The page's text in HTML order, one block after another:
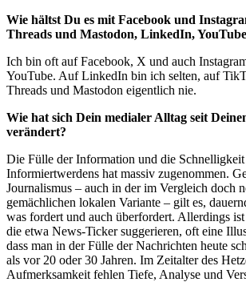
Wie hältst Du es mit Facebook und
Threads und Mastodon, LinkedIn,
Ich bin oft auf Facebook, X und auch
YouTube. Auf LinkedIn bin ich selten, auf
Threads und Mastodon eigentlich nie.
Wie hat sich Dein medialer Alltag seit
verändert?
Die Fülle der Information und die Schnelligkeit
Informiertwerdens hat massiv zugenommen.
Journalismus – auch in der im Vergleich doch
gemächlichen lokalen Variante – gilt es,
was fordert und auch überfordert. Allerdings
die etwa News-Ticker suggerieren, oft eine
dass man in der Fülle der Nachrichten heute
als vor 20 oder 30 Jahren. Im Zeitalter des
Aufmerksamkeit fehlen Tiefe, Analyse und